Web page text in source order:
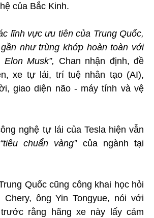
của Bắc Kinh.
lĩnh vực ưu tiên của Trung Quốc,
như trùng khớp hoàn toàn với
Musk”, Chan nhận định, đề
xe tự lái, trí tuệ nhân tạo (AI),
giao diện não - máy tính và vệ
nghệ tự lái của Tesla hiện vẫn
chuẩn vàng”của ngành tại
Quốc cũng công khai học hỏi
Chery, ông Yin Tongyue, nói với
rằng hãng xe này lấy cảm